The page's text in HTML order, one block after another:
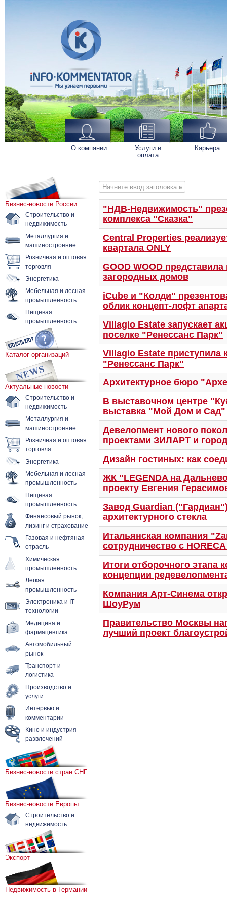
О компании Услуги и
оплата
Карьера
Бизнес-новости России
Строительство и
недвижимость
Металлургия и
машиностроение
Розничная и оптовая
торговля
Энергетика
Мебельная и лесная
промышленность
Пищевая
промышленность
Каталог организаций
Актуальные новости
Строительство и
недвижимость
Металлургия и
машиностроение
Розничная и оптовая
торговля
Энергетика
Мебельная и лесная
промышленность
Пищевая
промышленность
Финансовый рынок,
лизинг и страхование
Газовая и нефтяная
отрасль
Химическая
промышленность
Легкая
промышленность
Электроника и IT-
технологии
Медицина и
фармацевтика
Автомобильный
рынок
Транспорт и
логистика
Производство и
услуги
Интервью и
комментарии
Кино и индустрия
развлечений
Бизнес-новости стран СНГ
Бизнес-новости Европы
Строительство и
недвижимость
Экспорт
Недвижимость в Германии
Начните ввод заголовка метки
"НДВ-Недвижимость"
комплекса "Сказка"
Central Properties
квартала ONLY
GOOD WOOD
загородных домов
iCube и "Колди"
облик концепт-лофт
Villagio Estate запускает
поселке "Ренессанс Парк"
Villagio Estate приступила
"Ренессанс Парк"
Архитектурное бюро
В выставочном центре
выставка "Мой Дом и Сад"
Девелопмент нового
проектами ЗИЛАРТ и
Дизайн гостиных: как
ЖК "LEGENDA на
проекту Евгения
Завод Guardian
архитектурного стекла
Итальянская компания
сотрудничество с
Итоги отборочного этапа
концепции
Компания Арт-Синема
ШоуРум
Правительство Москвы
лучший проект